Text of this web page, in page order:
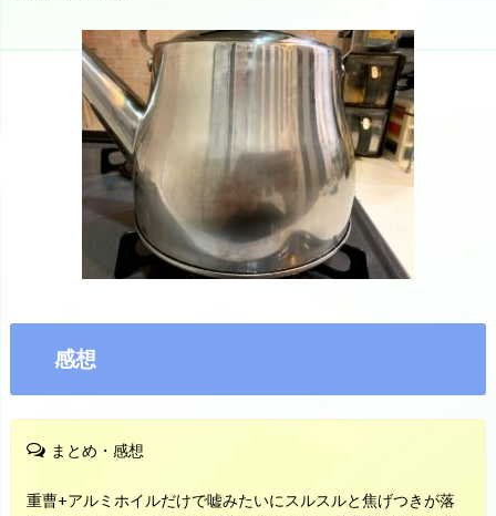
感想
まとめ・感想
重曹+アルミホイルだけで嘘みたいにスルスルと焦げつきが落